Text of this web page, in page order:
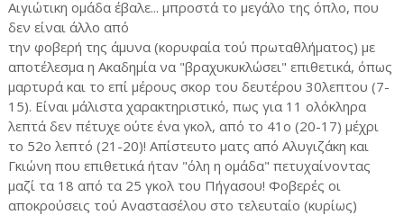
Αιγιώτικη ομάδα έβαλε... μπροστά το μεγάλο της όπλο, που
δεν είναι άλλο από
την φοβερή της άμυνα (κορυφαία τού πρωταθλήματος) με
αποτέλεσμα η Ακαδημία να "βραχυκυκλώσει" επιθετικά, όπως
μαρτυρά και το επί μέρους σκορ του δευτέρου 30λεπτου (7-
15). Είναι μάλιστα χαρακτηριστικό, πως για 11 ολόκληρα
λεπτά δεν πέτυχε ούτε ένα γκολ, από το 41ο (20-17) μέχρι
το 52ο λεπτό (21-20)! Απίστευτο ματς από Αλυγιζάκη και
Γκιώνη που επιθετικά ήταν "όλη η ομάδα" πετυχαίνοντας
μαζί τα 18 από τα 25 γκολ του Πήγασου! Φοβερές οι
αποκρούσεις τού Αναστασέλου στο τελευταίο (κυρίως)